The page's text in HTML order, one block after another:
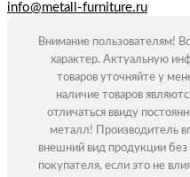
info@metall-furniture.ru
Внимание пользователям!
характер. Актуальную
товаров уточняйте у
наличие товаров
отличаться ввиду
металл! Производитель
внешний вид продукции
покупателя, если это не